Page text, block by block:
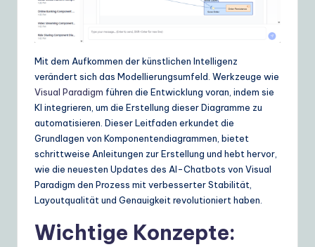
ft
w
S
o
lu
Mit dem Aufkommen der künstlichen Intelligenz
verändert sich das Modellierungsumfeld. Werkzeuge wie
Visual Paradigm führen die Entwicklung voran, indem sie
KI integrieren, um die Erstellung dieser Diagramme zu
automatisieren. Dieser Leitfaden erkundet die
Grundlagen von Komponentendiagrammen, bietet
schrittweise Anleitungen zur Erstellung und hebt hervor,
wie die neuesten Updates des AI-Chatbots von Visual
Paradigm den Prozess mit verbesserter Stabilität,
Layoutqualität und Genauigkeit revolutioniert haben.
Wichtige Konzepte: